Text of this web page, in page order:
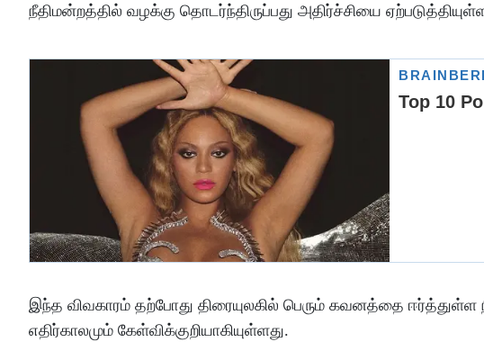
நீதிமன்றத்தில் வழக்கு தொடர்ந்திருப்பது அதிர்ச்சியை
இந்த விவகாரம் தற்போது திரையுலகில் பெரும் கவனத்தை
எதிர்காலமும் கேள்விக்குறியாகியுள்ளது.